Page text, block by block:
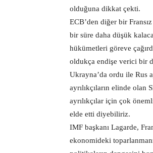
olduğuna dikkat çekti.
ECB’den diğer bir
bir süre daha düşük
hükümetleri göreve
oldukça endişe verici bir
Ukrayna’da ordu ile Rus
ayrılıkçıların elinde olan
ayrılıkçılar için çok
elde etti diyebiliriz.
IMF başkanı Lagarde,
ekonomideki